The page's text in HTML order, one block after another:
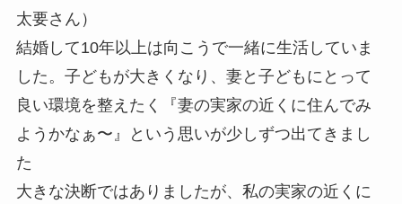
太要さん）
結婚して10年以上は向こうで一緒に生活していま
した。子どもが大きくなり、妻と子どもにとって
良い環境を整えたく『妻の実家の近くに住んでみ
ようかなぁ〜』という思いが少しずつ出てきまし
た
大きな決断ではありましたが、私の実家の近くに